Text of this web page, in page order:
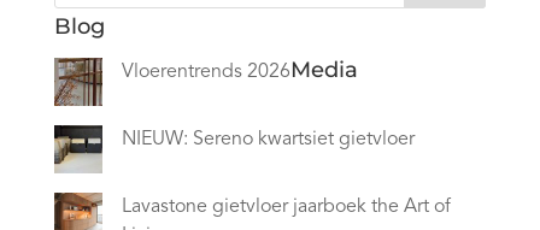
Blog
Vloerentrends 2026
NIEUW: Sereno kwartsiet gietvloer
Lavastone gietvloer jaarboek the Art of
Media